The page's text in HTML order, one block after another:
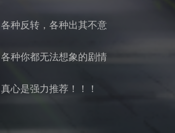
各种反转，各种出其不意
各种你都无法想象的剧情
真心是强力推荐！！！